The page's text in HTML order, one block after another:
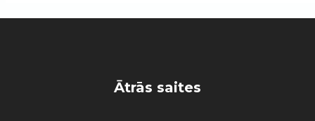
Ātrās saites